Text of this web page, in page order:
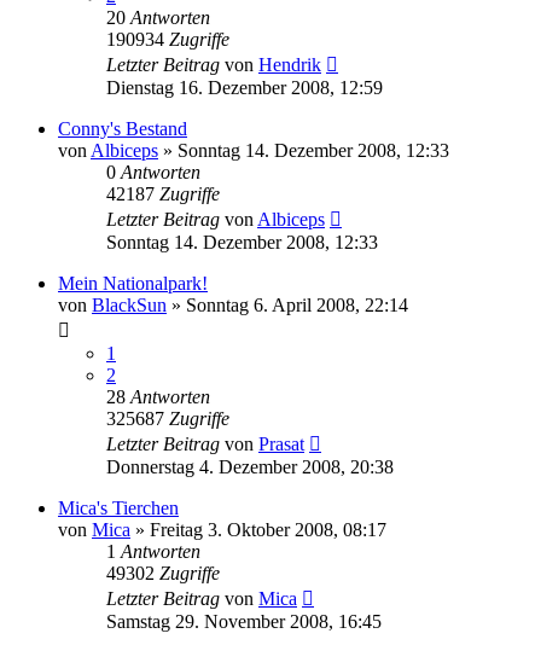
20 Antworten
190934 Zugriffe
Letzter Beitrag von Hendrik
Dienstag 16. Dezember 2008, 12:59
Conny's Bestand
von Albiceps » Sonntag 14. Dezember 2008, 12:33
0 Antworten
42187 Zugriffe
Letzter Beitrag von Albiceps
Sonntag 14. Dezember 2008, 12:33
Mein Nationalpark!
von BlackSun » Sonntag 6. April 2008, 22:14
1
2
28 Antworten
325687 Zugriffe
Letzter Beitrag von Prasat
Donnerstag 4. Dezember 2008, 20:38
Mica's Tierchen
von Mica » Freitag 3. Oktober 2008, 08:17
1 Antworten
49302 Zugriffe
Letzter Beitrag von Mica
Samstag 29. November 2008, 16:45